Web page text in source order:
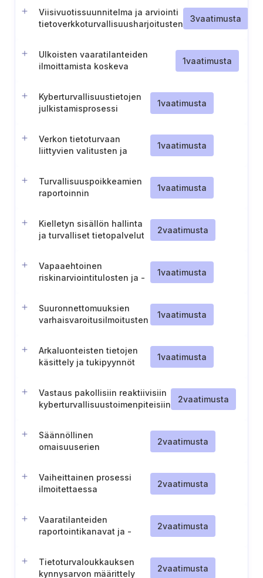
Viisivuotissuunnitelma ja arviointi
tietoverkkoturvallisuusharjoitusten
3vaatimusta
Ulkoisten vaaratilanteiden
ilmoittamista koskeva
1vaatimusta
Kyberturvallisuustietojen
julkistamisprosessi
1vaatimusta
Verkon tietoturvaan
liittyvien valitusten ja
1vaatimusta
Turvallisuuspoikkeamien
raportoinnin
1vaatimusta
Kielletyn sisällön hallinta
ja turvalliset tietopalvelut
2vaatimusta
Vapaaehtoinen
riskinarviointitulosten ja -
1vaatimusta
Suuronnettomuuksien
varhaisvaroitusilmoitusten
1vaatimusta
Arkaluonteisten tietojen
käsittely ja tukipyynnöt
1vaatimusta
Vastaus pakollisiin reaktiivisiin
kyberturvallisuustoimenpiteisiin
2vaatimusta
Säännöllinen
omaisuuserien
perustelut (Tšekki).
2vaatimusta
Vaiheittainen prosessi
ilmoitettaessa
tasavalta).
2vaatimusta
Vaaratilanteiden
raportointikanavat ja -
2vaatimusta
Tietoturvaloukkauksen
kynnysarvon määrittely
2vaatimusta